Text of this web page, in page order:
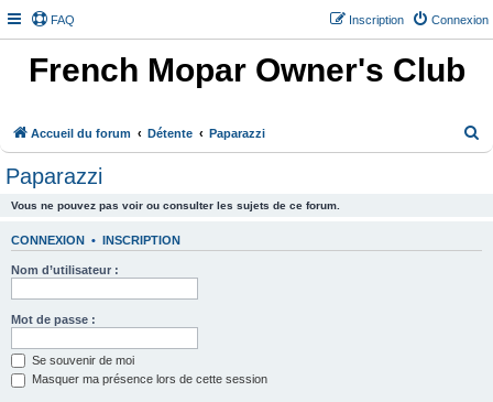
FAQ Connexion
Inscription
French Mopar Owner's Club
Accueil du forum Détente Paparazzi
Paparazzi
Vous ne pouvez pas voir ou consulter les sujets de ce forum.
CONNEXION • INSCRIPTION
Nom d’utilisateur :
Mot de passe :
Se souvenir de moi
Masquer ma présence lors de cette session